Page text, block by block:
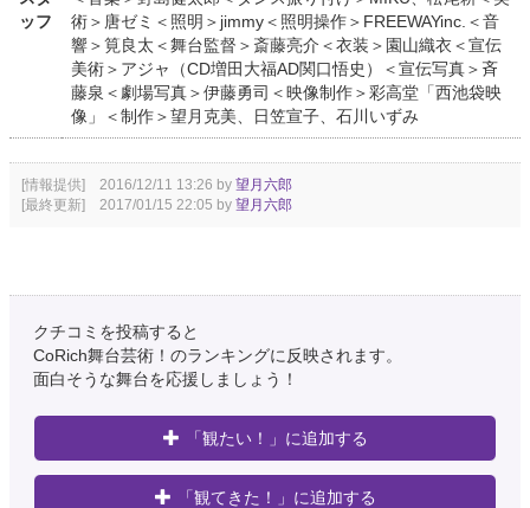
ッフ
術＞唐ゼミ＜照明＞jimmy＜照明操作＞FREEWAYinc.＜音
響＞筧良太＜舞台監督＞斎藤亮介＜衣装＞園山織衣＜宣伝
美術＞アジャ（CD増田大福AD関口悟史）＜宣伝写真＞斉
藤泉＜劇場写真＞伊藤勇司＜映像制作＞彩高堂「西池袋映
像」＜制作＞望月克美、日笠宣子、石川いずみ
[情報提供] 2016/12/11 13:26 by 望月六郎
[最終更新] 2017/01/15 22:05 by 望月六郎
クチコミを投稿すると
CoRich舞台芸術！のランキングに反映されます。
面白そうな舞台を応援しましょう！
「観たい！」に追加する
「観てきた！」に追加する